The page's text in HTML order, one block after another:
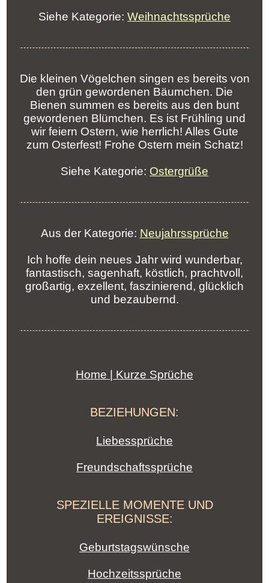
Siehe Kategorie: Weihnachtssprüche
Die kleinen Vögelchen singen es bereits von
den grün gewordenen Bäumchen. Die
Bienen summen es bereits aus den bunt
gewordenen Blümchen. Es ist Frühling und
wir feiern Ostern, wie herrlich! Alles Gute
zum Osterfest! Frohe Ostern mein Schatz!
Siehe Kategorie: Ostergrüße
Aus der Kategorie: Neujahrssprüche
Ich hoffe dein neues Jahr wird wunderbar,
fantastisch, sagenhaft, köstlich, prachtvoll,
großartig, exzellent, faszinierend, glücklich
und bezaubernd.
Home | Kurze Sprüche
BEZIEHUNGEN:
Liebessprüche
Freundschaftssprüche
SPEZIELLE MOMENTE UND
EREIGNISSE:
Geburtstagswünsche
Hochzeitssprüche